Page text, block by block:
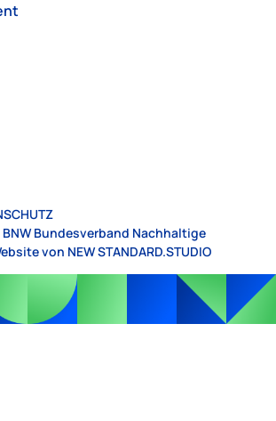
Bundesverband Nachhaltige
von NEW STANDARD.STUDIO